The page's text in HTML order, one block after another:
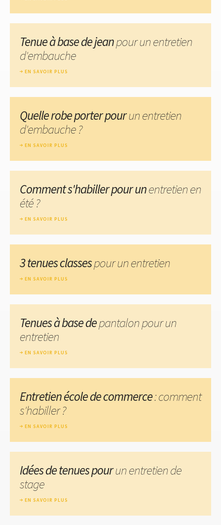
Tenue à base de jeanpour un entretien
d'embauche
EN SAVOIR PLUS
Quelle robe porter pourun entretien
d'embauche ?
EN SAVOIR PLUS
Comment s'habiller pour unentretien en
été ?
EN SAVOIR PLUS
3 tenues classespour un entretien
EN SAVOIR PLUS
Tenues à base depantalon pour un
entretien
EN SAVOIR PLUS
Entretien école de commerce: comment
s'habiller ?
EN SAVOIR PLUS
Idées de tenues pourun entretien de
stage
EN SAVOIR PLUS